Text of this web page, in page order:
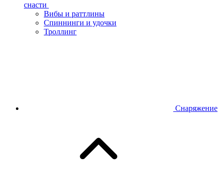
снасти
Вибы и раттлины
Спиннинги и удочки
Троллинг
Снаряжение